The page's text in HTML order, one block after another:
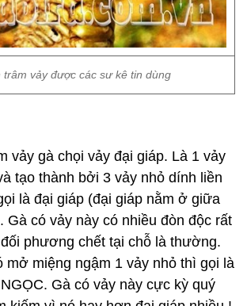
trâm vảy được các sư kê tin dùng
vảy gà chọi vảy đại giáp. Là 1 vảy
tạo thành bởi 3 vảy nhỏ dính liền
là đại giáp (đại giáp nằm ở giữa
Gà có vảy này có nhiều đòn độc rất
phương chết tại chỗ là thường.
mở miệng ngậm 1 vảy nhỏ thì gọi là
Gà có vảy này cực kỳ quý